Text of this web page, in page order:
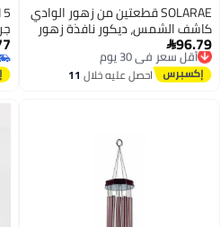
SOLARAE قطعتين من زهور الوادي
كاشف الشمس، ديكور نافذة زهور
الوادي، كاشف الشمس من الزجاج
الملون لزهور الوادي، زهور صناعية
من الزجاج الملون للتعليق لديكور
96.79
أقل سعر في 30 يوم
توصيل مجاني
أقل سعر في 30 يوماحصل عليه خلال 11